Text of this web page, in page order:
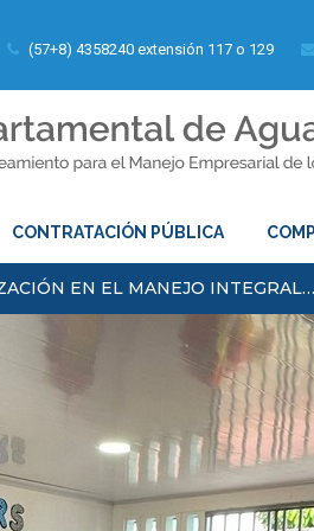
(57+8) 4358240 extensión 117 o 129
CONTRATACIÓN PÚBLICA
EN EL MANEJO INTEGRAL…